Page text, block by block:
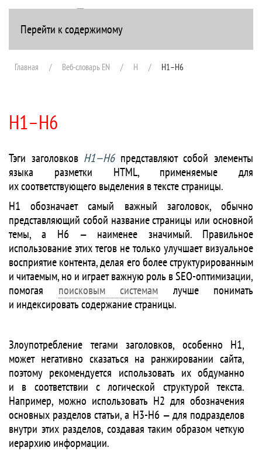
Перейти к содержимому+7(916) 107-51-99
Главная Веб-словарь EN H H1–H6
H1–H6
Тэги заголовков H1—H6представляют собой элементы
языка разметки HTML, применяемые для
их соответствующего выделения в тексте страницы.
H1 обозначает самый важный заголовок, обычно
представляющий собой название страницы или основной
темы, а H6 — наименее значимый. Правильное
использование этих тегов не только улучшает визуальное
восприятие контента, делая его более структурированным
и читаемым, но и играет важную роль в SEO-оптимизации,
помогая поисковым системам лучше понимать
и индексировать содержание страницы.
Злоупотребление тегами заголовков, особенно H1,
может негативно сказаться на ранжировании сайта,
поэтому рекомендуется использовать их обдуманно
и в соответствии с логической структурой текста.
Например, можно использовать H2 для обозначения
основных разделов статьи, а H3-H6 — для подразделов
внутри этих разделов, создавая таким образом четкую
иерархию информации.